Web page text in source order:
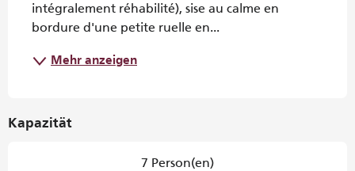
intégralement réhabilité), sise au calme en
bordure d'une petite ruelle en...
Mehr anzeigen
Kapazität
7 Person(en)